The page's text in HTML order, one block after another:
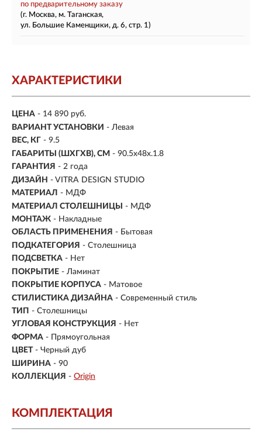
по предварительному заказу
(г. Москва, м. Таганская,
ул. Большие Каменщики, д. 6, стр. 1)
ХАРАКТЕРИСТИКИ
ЦЕНА - 14 890 руб.
ВАРИАНТ УСТАНОВКИ - Левая
ВЕС, КГ - 9.5
ГАБАРИТЫ (ШХГХВ), СМ - 90.5х48х.1.8
ГАРАНТИЯ - 2 года
ДИЗАЙН - VITRA DESIGN STUDIO
МАТЕРИАЛ - МДФ
МАТЕРИАЛ СТОЛЕШНИЦЫ
- МДФ
МОНТАЖ - Накладные
ОБЛАСТЬ ПРИМЕНЕНИЯ - Бытовая
ПОДКАТЕГОРИЯ - Столешница
ПОДСВЕТКА - Нет
ПОКРЫТИЕ - Ламинат
ПОКРЫТИЕ КОРПУСА - Матовое
СТИЛИСТИКА ДИЗАЙНА - Современный стиль
ТИП - Столешницы
УГЛОВАЯ КОНСТРУКЦИЯ - Нет
ФОРМА - Прямоугольная
ЦВЕТ - Черный дуб
ШИРИНА - 90
КОЛЛЕКЦИЯ - Origin
КОМПЛЕКТАЦИЯ